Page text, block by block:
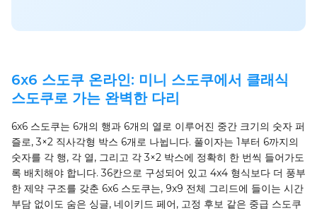
6x6 스도쿠 온라인: 미니 스도쿠에서 클래식
스도쿠로 가는 완벽한 다리
6x6 스도쿠는 6개의 행과 6개의 열로 이루어진 중간 크기의 숫자 퍼
즐로, 3×2 직사각형 박스 6개로 나뉩니다. 풀이자는 1부터 6까지의
숫자를 각 행, 각 열, 그리고 각 3×2 박스에 정확히 한 번씩 들어가도
록 배치해야 합니다. 36칸으로 구성되어 있고 4x4 형식보다 더 풍부
한 제약 구조를 갖춘 6x6 스도쿠는, 9x9 전체 그리드에 들이는 시간
부담 없이도 숨은 싱글, 네이키드 페어, 고정 후보 같은 중급 스도쿠